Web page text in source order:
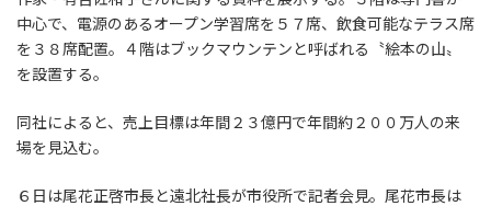
中心で、電源のあるオープン学習席を５７席、飲食可能なテラス席
を３８席配置。４階はブックマウンテンと呼ばれる〝絵本の山〟
を設置する。
同社によると、売上目標は年間２３億円で年間約２００万人の来
場を見込む。
６日は尾花正啓市長と遠北社長が市役所で記者会見。尾花市長は